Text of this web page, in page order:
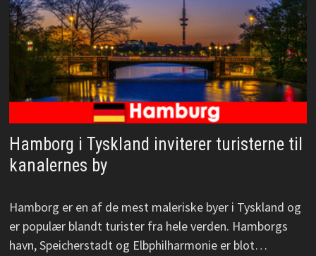
Hamborg i Tyskland inviterer turisterne til
kanalernes by
Hamborg er en af de mest maleriske byer i Tyskland og
er populær blandt turister fra hele verden. Hamborgs
havn, Speicherstadt og Elbphilharmonie er blot…